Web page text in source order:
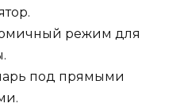
режим для
под прямыми